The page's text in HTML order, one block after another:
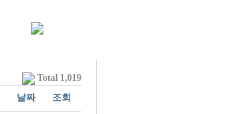
Total 1,019
날짜 조회